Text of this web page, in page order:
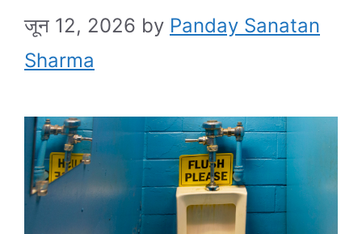
जून 12, 2026 by Panday Sanatan
Sharma